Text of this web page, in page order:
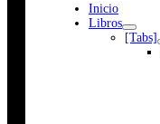
Inicio
Libros
[Tabs]